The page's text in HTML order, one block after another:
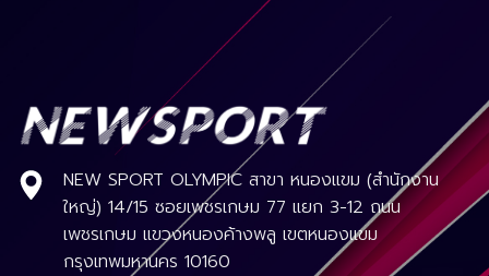
NEW SPORT OLYMPIC สาขา หนองแขม (สำนักงาน
ใหญ่) 14/15 ซอยเพชรเกษม 77 แยก 3-12 ถนน
เพชรเกษม แขวงหนองค้างพลู เขตหนองแขม
กรุงเทพมหานคร 10160